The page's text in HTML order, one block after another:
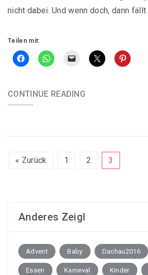
nicht dabei. Und wenn doch, dann
Teilen mit:
CONTINUE READING
« Zurück 1 2 3
Anderes Zeigl
Advent Baby Dachau2016
Essen Karneval Kinder